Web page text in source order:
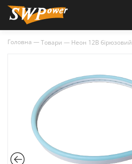
Головна —Товари — Неон 12В бірюзовий